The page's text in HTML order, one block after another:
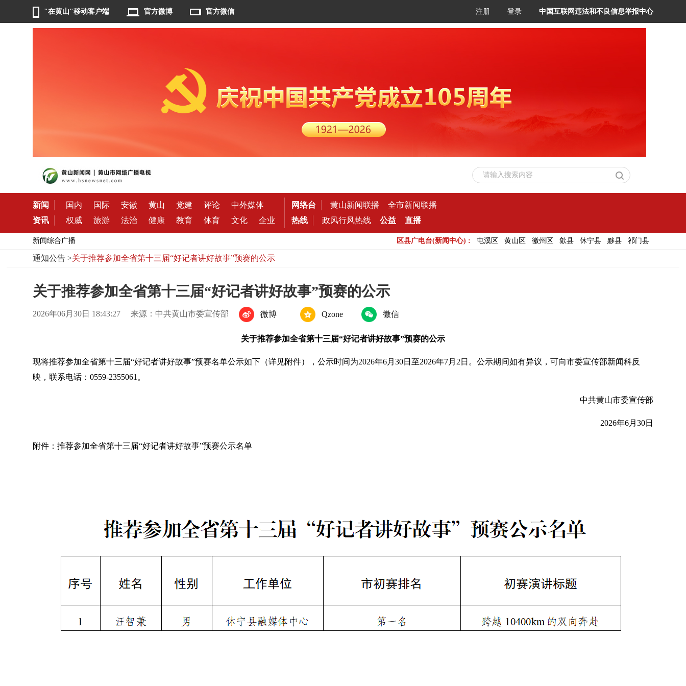
"在黄山"移动客户端 官方微博 官方微信 注册 登录 中国互联网违法和不良信息举报中心
请输入搜索内容
新闻 国内 国际 安徽 黄山 党建 评论
中外媒体
资讯
权威 旅游 法治 健康 教育 体育 文化 企业
网络台 黄山新闻联播
全市新闻联播
热线
政风行风热线 公益 直播
新闻综合广播 区县广电台(新闻中心) : 屯溪区 黄山区 徽州区 歙县 休宁县 黟县 祁门县
通知公告>关于推荐参加全省第十三届“好记者讲好故事”预赛的公示
关于推荐参加全省第十三届“好记者讲好故事”预赛的公示
2026年06月30日 18:43:27 来源：中共黄山市委宣传部 微博 Qzone 微信
关于推荐参加全省第十三届“好记者讲好故事”预赛的公示
现将推荐参加全省第十三届“好记者讲好故事”预赛名单公示如下（详见附件），公示时间为2026年6月30日至2026年7月2日。公示期间如有异议，可向市委宣传部新闻科反
映，联系电话：0559-2355061。
中共黄山市委宣传部
2026年6月30日
附件：推荐参加全省第十三届“好记者讲好故事”预赛公示名单